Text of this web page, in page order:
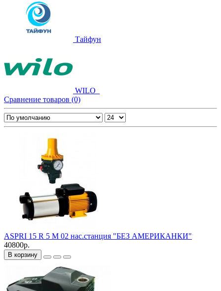
Тайфун
WILO_
Сравнение товаров (0)
ASPRI 15 R 5 M 02 нас.станция "БЕЗ АМЕРИКАНКИ"
40800р.
В корзину